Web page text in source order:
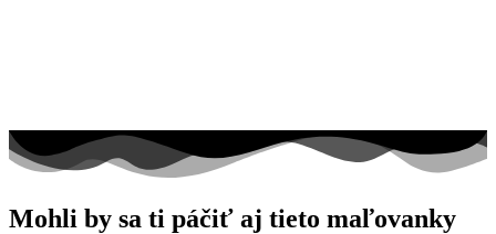
Mohli by sa ti páčiť aj tieto maľovanky